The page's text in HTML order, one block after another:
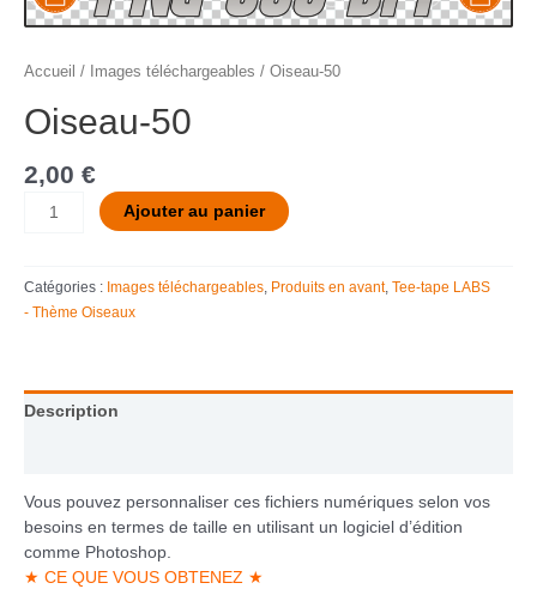
Accueil / Images téléchargeables / Oiseau-50
Oiseau-50
2,00 €
Ajouter au panier
Catégories : Images téléchargeables Produits en avant, Tee-tape LABS
- Thème Oiseaux
Description
Vous pouvez personnaliser ces fichiers numériques selon vos
besoins en termes de taille en utilisant un logiciel d’édition
comme Photoshop.
★ CE QUE VOUS OBTENEZ ★